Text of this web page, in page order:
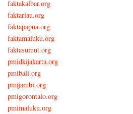
faktakalbar.org
faktariau.org
faktapapua.org
faktamaluku.org
faktasumut.org
pmidkijakarta.org
pmibali.org
pmijambi.org
pmigorontalo.org
pmimaluku.org